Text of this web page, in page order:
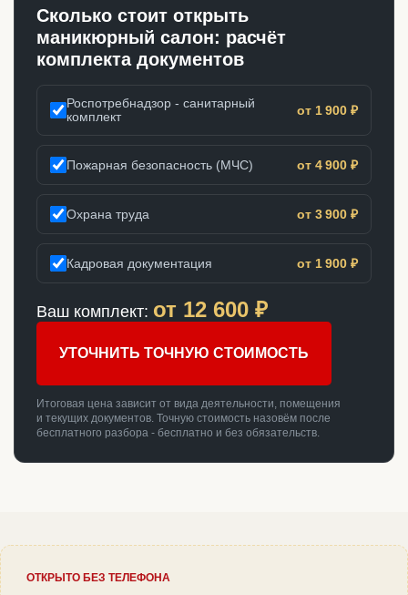
Сколько стоит открыть
маникюрный салон: расчёт
комплекта документов
Роспотребнадзор - санитарный
комплект
от 1 900 ₽
Пожарная безопасность (МЧС) от 4 900 ₽
Охрана труда от 3 900 ₽
Кадровая документация от 1 900 ₽
Ваш комплект: от 12 600 ₽
УТОЧНИТЬ ТОЧНУЮ СТОИМОСТЬ
Итоговая цена зависит от вида деятельности, помещения
и текущих документов. Точную стоимость назовём после
бесплатного разбора - бесплатно и без обязательств.
ОТКРЫТО БЕЗ ТЕЛЕФОНА